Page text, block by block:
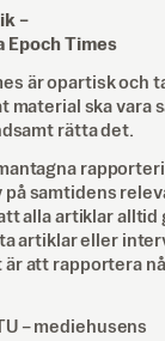
–
Epoch Times
är opartisk och
material ska vara
rätta det.
samtidens
alla artiklar alltid
artiklar eller
att rapportera
– mediehusens